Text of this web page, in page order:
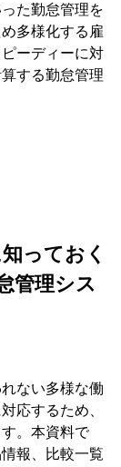
た勤怠管理を
多様化する雇
ーディーに対
する勤怠管理
っておく
管理シス
ない多様な働
応するため、
。本資料で
報、比較一覧